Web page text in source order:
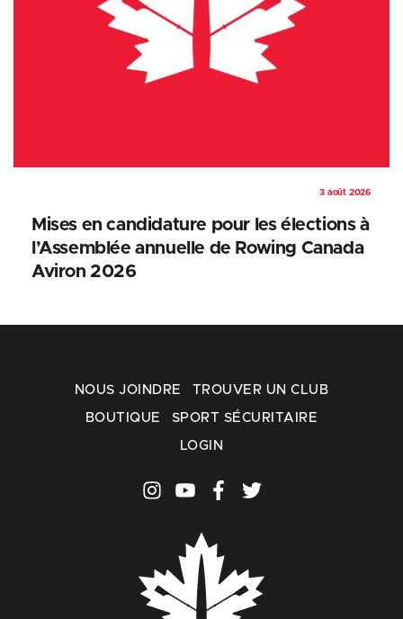
3 août 2026
Mises en candidature pour les élections à
l’Assemblée annuelle de Rowing Canada
Aviron 2026
NOUS JOINDRE TROUVER UN CLUB
BOUTIQUE SPORT SÉCURITAIRE
LOGIN